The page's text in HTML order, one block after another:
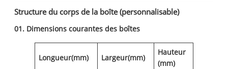
Structure du corps de la boîte (personnalisable)
01. Dimensions courantes des boîtes
Longueur(mm) Largeur(mm)
Hauteur
(mm)